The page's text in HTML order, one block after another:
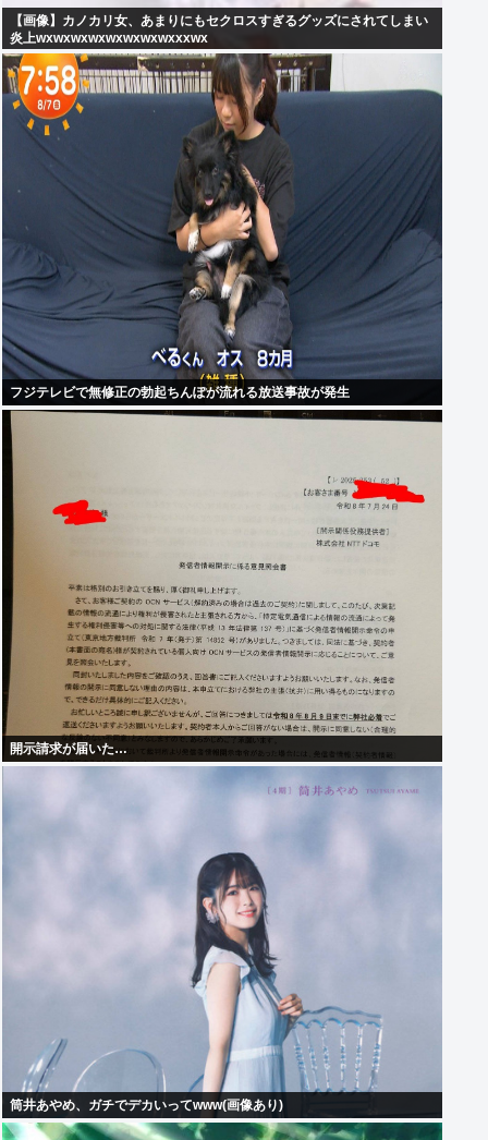
【画像】カノカリ女、あまりにもセクロスすぎるグッズにされてしまい
炎上wxwxwxwxwxwxwxwxxxwx
フジテレビで無修正の勃起ちんぽが流れる放送事故が発生
開示請求が届いた…
筒井あやめ、ガチでデカいってwww(画像あり)